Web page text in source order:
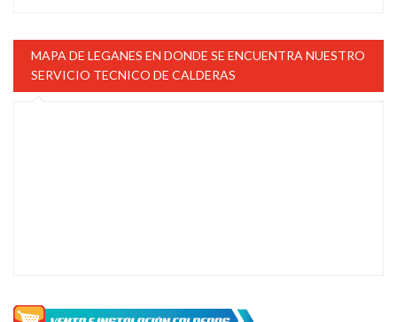
MAPA DE LEGANES EN DONDE SE ENCUENTRA NUESTRO
SERVICIO TECNICO DE CALDERAS